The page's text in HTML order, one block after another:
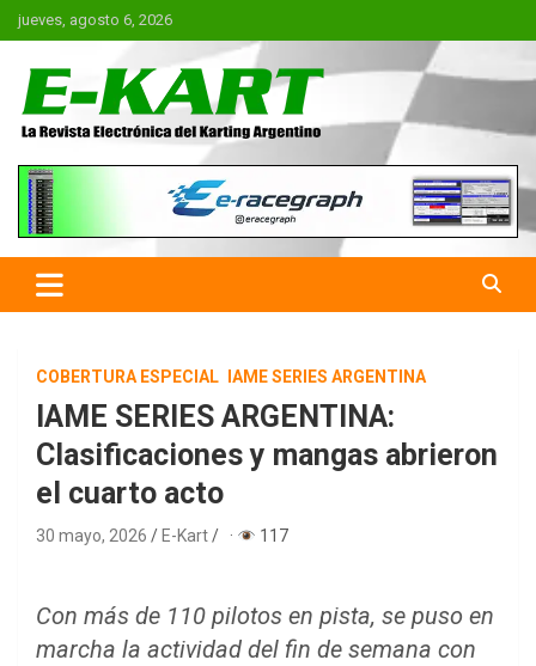
Saltar
al
jueves, agosto 6, 2026
E-Kart.com.ar | La Revista
Electrónica del Karting en
Argentina
COBERTURA ESPECIAL IAME SERIES ARGENTINA
IAME SERIES ARGENTINA:
Clasificaciones y mangas abrieron
el cuarto acto
30 mayo, 2026 E-Kart · 117
Con más de 110 pilotos en pista, se puso en
marcha la actividad del fin de semana con